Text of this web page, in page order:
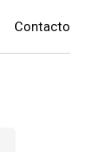
Contacto